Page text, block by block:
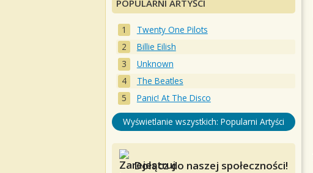
POPULARNI ARTYŚCI
Twenty One Pilots
Billie Eilish
Unknown
The Beatles
Panic! At The Disco
Wyświetlanie wszystkich: Popularni Artyści
Dołącz do naszej społeczności!